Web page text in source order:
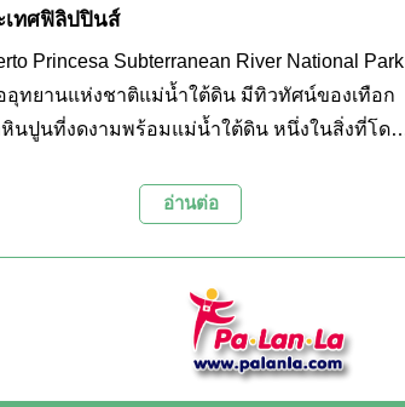
เทศฟิลิปปินส์
Princesa Subterranean River National Park
อุทยานแห่งชาติแม่น้ำใต้ดิน มีทิวทัศน์ของเทือก
หินปูนที่งดงามพร้อมแม่น้ำใต้ดิน หนึ่งในสิ่งที่โดด
เสียงแห่งหนึ่ง นอกจากนี้อุทยานแห่งนี้ยังเป็นที่อยู่
ศัยที่สำคัญสำหรับการอนุรักษ์ความหลากหลาย
ชีวภาพ มีระบบนิเวศ 'ภูเขาสู่ทะเล' เต็มรูปแบบ
ะมีป่าที่สำคัญที่สุดแห่งหนึ่งในทวีปเอเชีย
อ่านต่อ